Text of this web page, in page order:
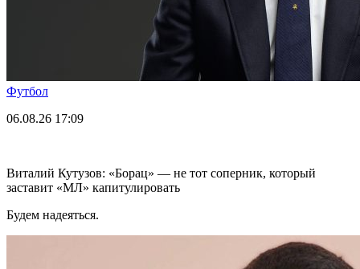
Футбол
06.08.26 17:09
Виталий Кутузов: «Борац» — не тот соперник, который
заставит «МЛ» капитулировать
Будем надеяться.